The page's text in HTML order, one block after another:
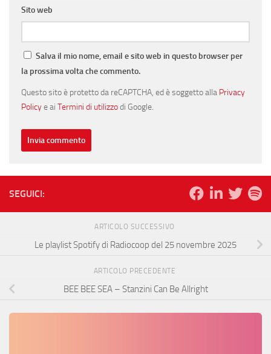
Sito web
Salva il mio nome, email e sito web in questo browser per
la prossima volta che commento.
Questo sito è protetto da reCAPTCHA, ed è soggetto alla Privacy
Policye ai Termini di utilizzodi Google.
SEGUICI:
ARTICOLO SUCCESSIVO
Le playlist Spotify di Radiocoop del 25 novembre 2025
ARTICOLO PRECEDENTE
BEE BEE SEA – Stanzini Can Be Allright